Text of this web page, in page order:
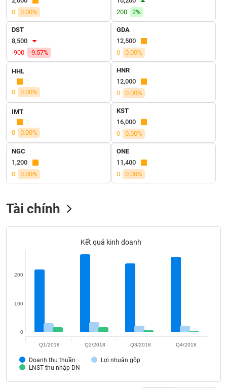
0
0.00%
200
2%
DST
8,500
-900
-9.57%
GDA
12,500
0
0.00%
HHL
0 0.00%
HNR
12,000
0
0.00%
IMT
0 0.00%
KST
16,000
0
0.00%
NGC
1,200
0
0.00%
ONE
11,400
0
0.00%
Tài chính
Kết quả kinh doanh
Doanh thu thuần
Lợi nhuận gộp
LNST thu nhập DN
0
100
200
Q1/2018 Q2/2018 Q3/2018 Q4/2018
VỤ
TRUYỀN
TIỆN
ÍCH
BẤT
ĐỘNG
SẢN
Mã
khoán
(-)
Chứng
(-)
tức
Bài